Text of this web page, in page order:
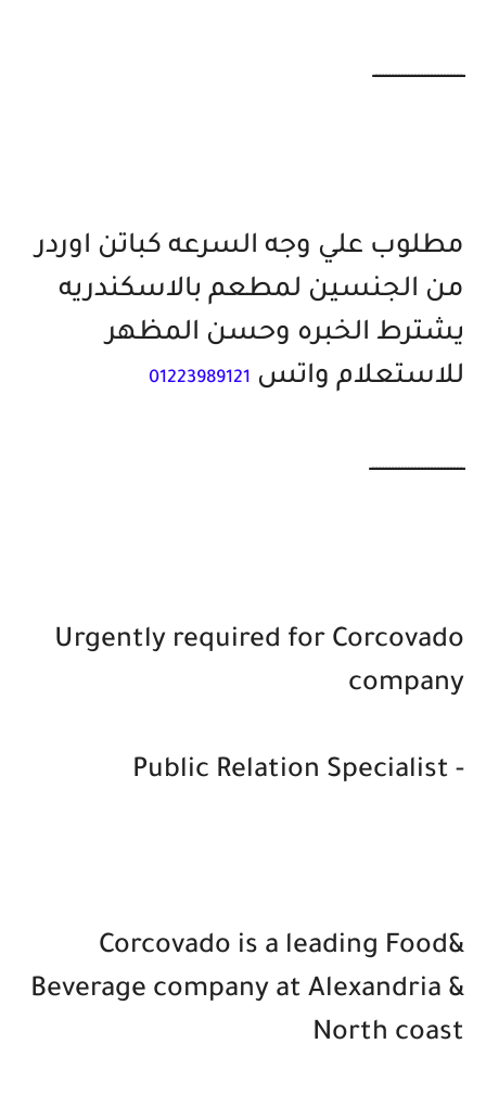
ــــــــــــــــــــــــــــ
مطلوب علي وجه السرعه كباتن اوردر
من الجنسين لمطعم بالاسكندريه
يشترط الخبره وحسن المظهر
للاستعلام واتس 01223989121
ـــــــــــــــــــــــــــــ
Urgently required for Corcovado
company
- Public Relation Specialist
Corcovado is a leading Food&
Beverage company at Alexandria &
North coast